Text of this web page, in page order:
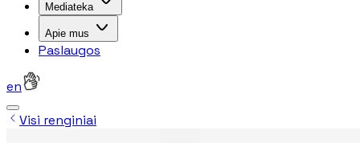
Mediateka
Apie mus
Paslaugos
en
Visi renginiai